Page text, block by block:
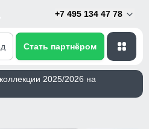
+7 495 134 47 78
Стать партнёром
2025/2026 на